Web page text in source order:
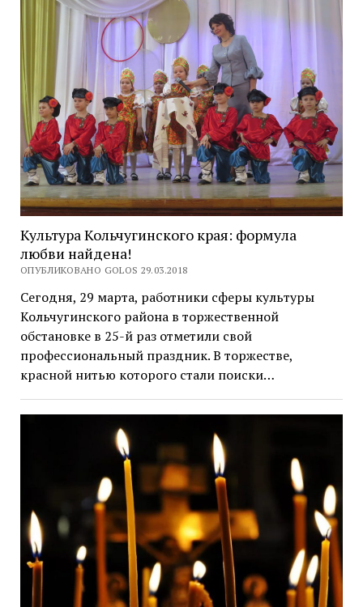
Культура Кольчугинского края: формула
любви найдена!
ОПУБЛИКОВАНО GOLOS 29.03.2018
Сегодня, 29 марта, работники сферы культуры
Кольчугинского района в торжественной
обстановке в 25-й раз отметили свой
профессиональный праздник. В торжестве,
красной нитью которого стали поиски…